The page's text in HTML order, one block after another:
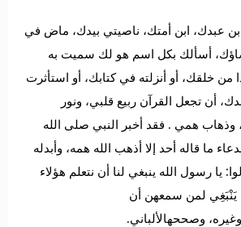
عبدك، ابن أمتك، ناصيتي بيدك، ماض في
أسألك بكل اسم هو لك سميت به
من خلقك، أو أنزلته في كتابك، أو استأثرت
أن تجعل القرآن ربيع قلبي، ونور
وذهاب همي . فقد أخبر النبي صلى الله
ما قاله أحد إلا أذهب الله همه، وأبدله
يا رسول الله ينبغي لنا أن نتعلم هؤلاء
يَنْبَغِي لمن سمعهن أن
وصححهالألباني.